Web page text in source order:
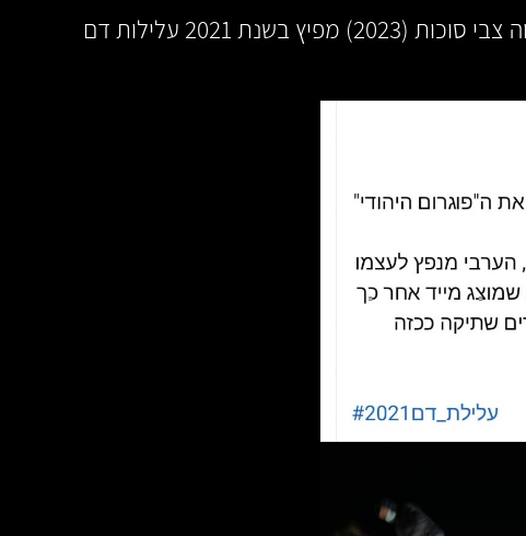
כמו כן, נחשף על ידי ח”כ בהווה צבי סוכות (2023) מפיץ בשנת 2021 עלילות דם